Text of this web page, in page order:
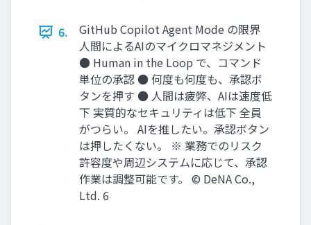
6.
GitHub Copilot Agent Mode の限界
人間によるAIのマイクロマネジメント
● Human in the Loop で、コマンド
単位の承認 ● 何度も何度も、承認ボ
タンを押す ● 人間は疲弊、AIは速度低
下 実質的なセキュリティは低下 全員
がつらい。 AIを推したい。承認ボタン
は押したくない。 ※ 業務でのリスク
許容度や周辺システムに応じて、承認
作業は調整可能です。 © DeNA Co.,
Ltd. 6